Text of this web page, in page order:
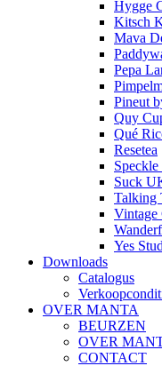
Hygge
Kitsch
Mava
Pepa
Pineut
Quy
Qué
Resetea
Speckle
Suck
Talking
Vintage
Yes
Downloads
Catalogus
OVER MANTA
BEURZEN
OVER
CONTACT